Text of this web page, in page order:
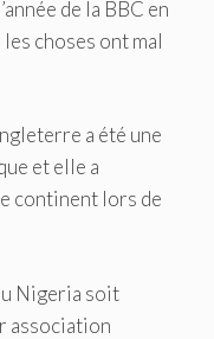
de la BBC en
choses ont mal
a été une
et elle a
continent lors de
Nigeria soit
association